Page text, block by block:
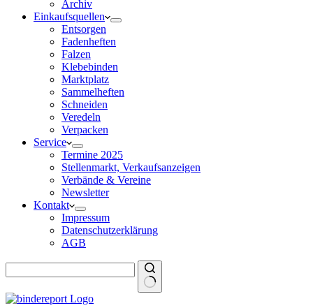
Archiv
Einkaufsquellen
Entsorgen
Fadenheften
Falzen
Klebebinden
Marktplatz
Sammelheften
Schneiden
Veredeln
Verpacken
Service
Termine 2025
Stellenmarkt, Verkaufsanzeigen
Verbände & Vereine
Newsletter
Kontakt
Impressum
Datenschutzerklärung
AGB